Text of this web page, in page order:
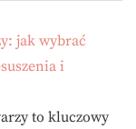
jak wybrać
i
to kluczowy